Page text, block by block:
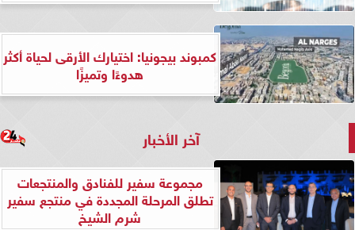
كمبوند بيجونيا: اختيارك الأرقى لحياة أكثر
هدوءًا وتميزًا
آخر الأخبار
مجموعة سفير للفنادق والمنتجعات
تطلق المرحلة المجددة في منتجع سفير
شرم الشيخ